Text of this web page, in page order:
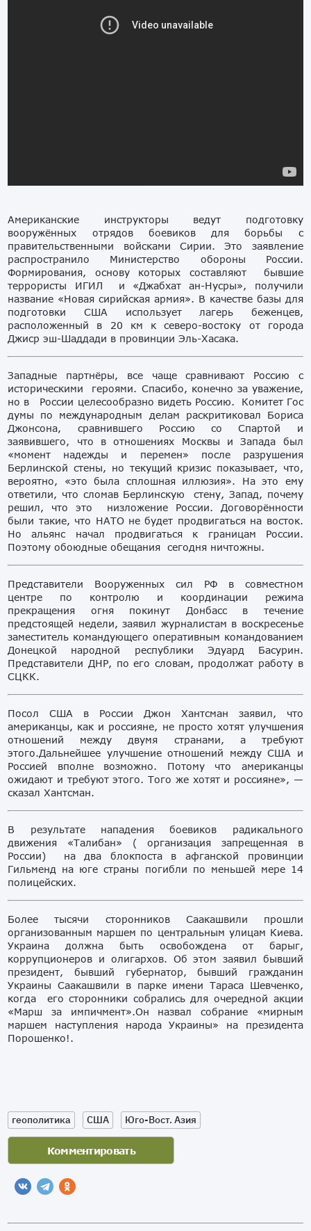
Американские инструкторы ведут подготовку
вооружённых отрядов боевиков для борьбы с
правительственными войсками Сирии. Это заявление
распространило Министерство обороны России.
Формирования, основу которых составляют бывшие
террористы ИГИЛ и «Джабхат ан-Нусры», получили
название «Новая сирийская армия». В качестве базы для
подготовки США использует лагерь беженцев,
расположенный в 20 км к северо-востоку от города
Джиср эш-Шаддади в провинции Эль-Хасака.
Западные партнёры, все чаще сравнивают Россию с
историческими героями. Спасибо, конечно за уважение,
но в России целесообразно видеть Россию. Комитет Гос
думы по международным делам раскритиковал Бориса
Джонсона, сравнившего Россию со Спартой и
заявившего, что в отношениях Москвы и Запада был
«момент надежды и перемен» после разрушения
Берлинской стены, но текущий кризис показывает, что,
вероятно, «это была сплошная иллюзия». На это ему
ответили, что сломав Берлинскую стену, Запад, почему
решил, что это низложение России. Договорённости
были такие, что НАТО не будет продвигаться на восток.
Но альянс начал продвигаться к границам России.
Поэтому обоюдные обещания сегодня ничтожны.
Представители Вооруженных сил РФ в совместном
центре по контролю и координации режима
прекращения огня покинут Донбасс в течение
предстоящей недели, заявил журналистам в воскресенье
заместитель командующего оперативным командованием
Донецкой народной республики Эдуард Басурин.
Представители ДНР, по его словам, продолжат работу в
СЦКК.
Посол США в России Джон Хантсман заявил, что
американцы, как и россияне, не просто хотят улучшения
отношений между двумя странами, а требуют
этого.Дальнейшее улучшение отношений между США и
Россией вполне возможно. Потому что американцы
ожидают и требуют этого. Того же хотят и россияне», —
сказал Хантсман.
В результате нападения боевиков радикального
движения «Талибан» ( организация запрещенная в
России) на два блокпоста в афганской провинции
Гильменд на юге страны погибли по меньшей мере 14
полицейских.
Более тысячи сторонников Саакашвили прошли
организованным маршем по центральным улицам Киева.
Украина должна быть освобождена от барыг,
коррупционеров и олигархов. Об этом заявил бывший
президент, бывший губернатор, бывший гражданин
Украины Саакашвили в парке имени Тараса Шевченко,
когда его сторонники собрались для очередной акции
«Марш за импичмент».Он назвал собрание «мирным
маршем наступления народа Украины» на президента
Порошенко!.
геополитика США Юго-Вост. Азия